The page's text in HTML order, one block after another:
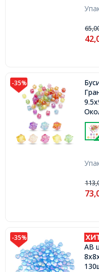
-35%
-35%
АВ